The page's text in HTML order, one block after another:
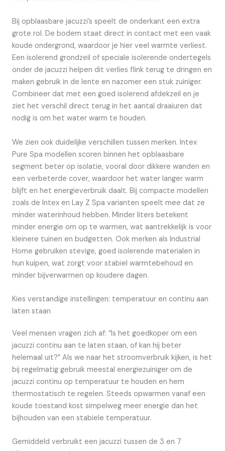
Bij opblaasbare jacuzzi’s speelt de onderkant een extra
grote rol. De bodem staat direct in contact met een vaak
koude ondergrond, waardoor je hier veel warmte verliest.
Een isolerend grondzeil of speciale isolerende ondertegels
onder de jacuzzi helpen dit verlies flink terug te dringen en
maken gebruik in de lente en nazomer een stuk zuiniger.
Combineer dat met een goed isolerend afdekzeil en je
ziet het verschil direct terug in het aantal draaiuren dat
nodig is om het water warm te houden.
We zien ook duidelijke verschillen tussen merken. Intex
Pure Spa modellen scoren binnen het opblaasbare
segment beter op isolatie, vooral door dikkere wanden en
een verbeterde cover, waardoor het water langer warm
blijft en het energieverbruik daalt. Bij compacte modellen
zoals de Intex en Lay Z Spa varianten speelt mee dat ze
minder waterinhoud hebben. Minder liters betekent
minder energie om op te warmen, wat aantrekkelijk is voor
kleinere tuinen en budgetten. Ook merken als Industrial
Home gebruiken stevige, goed isolerende materialen in
hun kuipen, wat zorgt voor stabiel warmtebehoud en
minder bijverwarmen op koudere dagen.
Kies verstandige instellingen: temperatuur en continu aan
laten staan
Veel mensen vragen zich af: “Is het goedkoper om een
jacuzzi continu aan te laten staan, of kan hij beter
helemaal uit?” Als we naar het stroomverbruik kijken, is het
bij regelmatig gebruik meestal energiezuiniger om de
jacuzzi continu op temperatuur te houden en hem
thermostatisch te regelen. Steeds opwarmen vanaf een
koude toestand kost simpelweg meer energie dan het
bijhouden van een stabiele temperatuur.
Gemiddeld verbruikt een jacuzzi tussen de 3 en 7